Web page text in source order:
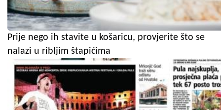
Prije nego ih stavite u košaricu, provjerite što se
nalazi u ribljim štapićima